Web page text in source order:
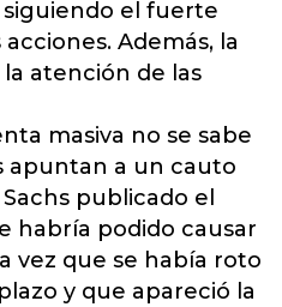
siguiendo el fuerte
Además, la
atención de las
masiva no se sabe
apuntan a un cauto
publicado el
habría podido causar
vez que se había roto
y que apareció la